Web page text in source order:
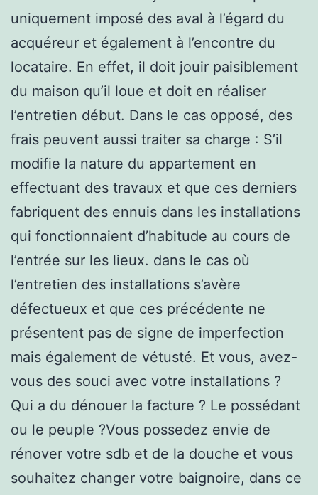
uniquement imposé des aval à l’égard du
acquéreur et également à l’encontre du
locataire. En effet, il doit jouir paisiblement
du maison qu’il loue et doit en réaliser
l’entretien début. Dans le cas opposé, des
frais peuvent aussi traiter sa charge : S’il
modifie la nature du appartement en
effectuant des travaux et que ces derniers
fabriquent des ennuis dans les installations
qui fonctionnaient d’habitude au cours de
l’entrée sur les lieux. dans le cas où
l’entretien des installations s’avère
défectueux et que ces précédente ne
présentent pas de signe de imperfection
mais également de vétusté. Et vous, avez-
vous des souci avec votre installations ?
Qui a du dénouer la facture ? Le possédant
ou le peuple ?Vous possedez envie de
rénover votre sdb et de la douche et vous
souhaitez changer votre baignoire, dans ce